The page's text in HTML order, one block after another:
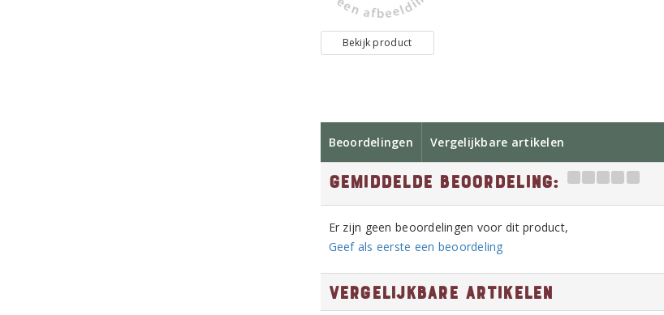
Bekijk product
Beoordelingen Vergelijkbare artikelen
Gemiddelde beoordeling:
Er zijn geen beoordelingen voor dit product,
Geef als eerste een beoordeling
Vergelijkbare artikelen